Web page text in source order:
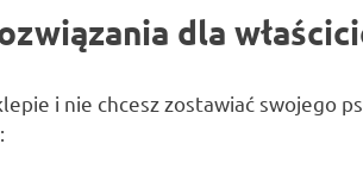
dla
i nie chcesz zostawiać swojego